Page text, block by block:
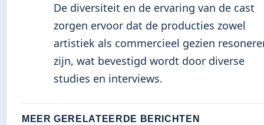
De diversiteit en de ervaring van de cast
zorgen ervoor dat de producties zowel
artistiek als commercieel gezien
zijn, wat bevestigd wordt door diverse
studies en interviews.
MEER GERELATEERDE BERICHTEN